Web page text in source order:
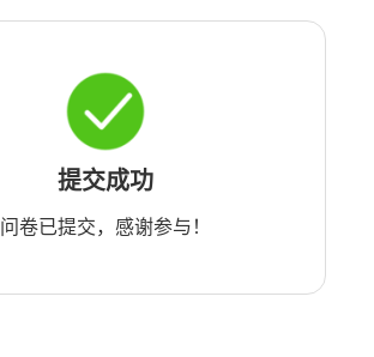
提交成功
问卷已提交，感谢参与！